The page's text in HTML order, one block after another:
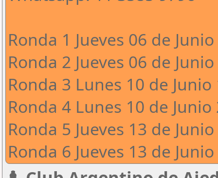
Ronda 1 Jueves 06 de
Ronda 2 Jueves 06 de
Ronda 3 Lunes 10 de Junio
Ronda 4 Lunes 10 de Junio
Ronda 5 Jueves 13 de
Ronda 6 Jueves 13 de